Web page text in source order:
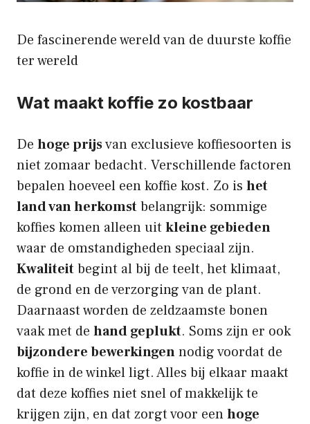
De fascinerende wereld van de duurste koffie
ter wereld
Wat maakt koffie zo kostbaar
De hoge prijsvan exclusieve koffiesoorten is
niet zomaar bedacht. Verschillende factoren
bepalen hoeveel een koffie kost. Zo is het
land van herkomstbelangrijk: sommige
koffies komen alleen uit kleine gebieden
waar de omstandigheden speciaal zijn.
Kwaliteitbegint al bij de teelt, het klimaat,
de grond en de verzorging van de plant.
Daarnaast worden de zeldzaamste bonen
vaak met de hand geplukt. Soms zijn er ook
bijzondere bewerkingennodig voordat de
koffie in de winkel ligt. Alles bij elkaar maakt
dat deze koffies niet snel of makkelijk te
krijgen zijn, en dat zorgt voor eenhoge